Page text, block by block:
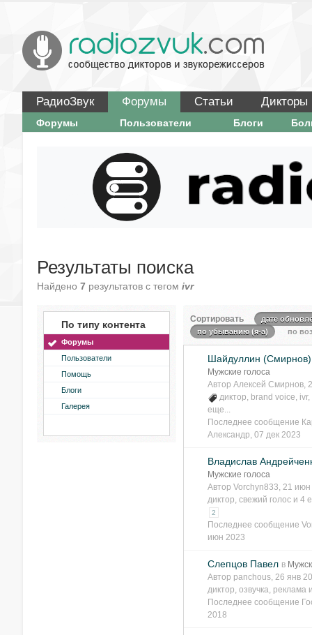
РадиоЗвук Форумы Статьи Дикторы
Форумы Пользователи Блоги
Результаты поиска
Найдено 7 результатов с тегом ivr
По типу контента
Форумы
Пользователи
Помощь
Блоги
Галерея
Сортировать
дате
по убыванию (я-а)
по
Шайдуллин (Смирнов)
Мужские голоса
Автор Алексей Смирнов,
диктор, brand voice, ivr,
еще...
Последнее сообщение
Александр, 07 дек 2023
Владислав
Мужские голоса
Автор Vorchyn833, 21
диктор, свежий голос и 4
2
Последнее сообщение
июн 2023
Слепцов Павел в
Автор panchous, 26 янв
диктор, озвучка, реклама
Последнее сообщение
2018